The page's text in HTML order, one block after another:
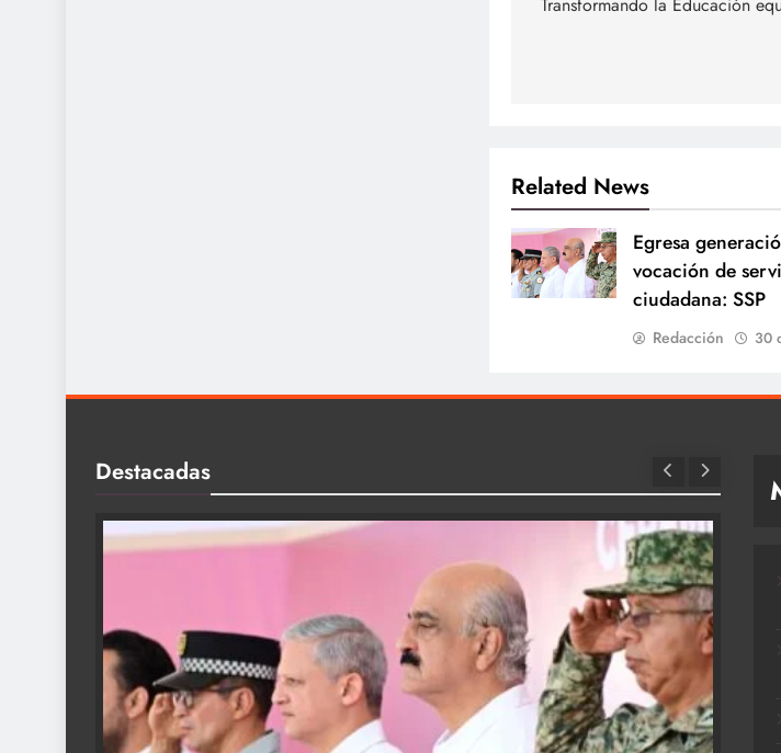
de
Transformando la Educación
Related News
Egresa
vocación de
ciudadana: SSP
Redacción 30
Destacadas